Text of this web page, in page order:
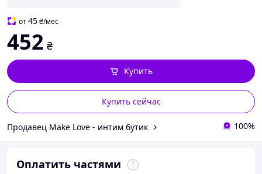
от45₴/мес
452 ₴
Купить сейчас
Купить
Продавец Make Love - интим бутик 100%
Оплатить частями